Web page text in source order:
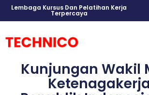
Lembaga Kursus Dan Pelatihan Kerja
Terpercaya
Kunjungan Wakil